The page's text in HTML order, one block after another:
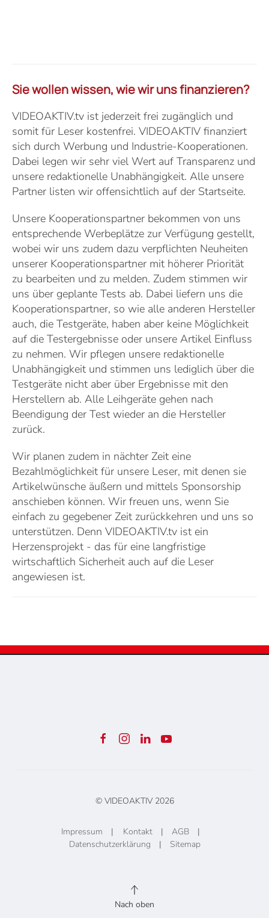
Sie wollen wissen, wie wir uns finanzieren?
VIDEOAKTIV.tv ist jederzeit frei zugänglich und
somit für Leser kostenfrei. VIDEOAKTIV finanziert
sich durch Werbung und Industrie-Kooperationen.
Dabei legen wir sehr viel Wert auf Transparenz und
unsere redaktionelle Unabhängigkeit. Alle unsere
Partner listen wir offensichtlich auf der Startseite.
Unsere Kooperationspartner bekommen von uns
entsprechende Werbeplätze zur Verfügung gestellt,
wobei wir uns zudem dazu verpflichten Neuheiten
unserer Kooperationspartner mit höherer Priorität
zu bearbeiten und zu melden. Zudem stimmen wir
uns über geplante Tests ab. Dabei liefern uns die
Kooperationspartner, so wie alle anderen Hersteller
auch, die Testgeräte, haben aber keine Möglichkeit
auf die Testergebnisse oder unsere Artikel Einfluss
zu nehmen. Wir pflegen unsere redaktionelle
Unabhängigkeit und stimmen uns lediglich über die
Testgeräte nicht aber über Ergebnisse mit den
Herstellern ab. Alle Leihgeräte gehen nach
Beendigung der Test wieder an die Hersteller
zurück.
Wir planen zudem in nächter Zeit eine
Bezahlmöglichkeit für unsere Leser, mit denen sie
Artikelwünsche äußern und mittels Sponsorship
anschieben können. Wir freuen uns, wenn Sie
einfach zu gegebener Zeit zurückkehren und uns so
unterstützen. Denn VIDEOAKTIV.tv ist ein
Herzensprojekt - das für eine langfristige
wirtschaftlich Sicherheit auch auf die Leser
angewiesen ist.
© VIDEOAKTIV 2026
Impressum | Kontakt| AGB|
Datenschutzerklärung | Sitemap
Nach oben